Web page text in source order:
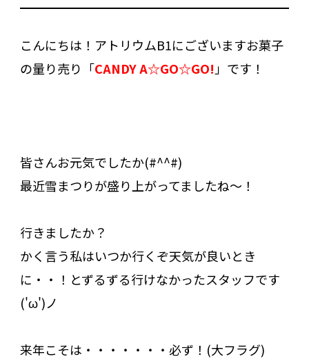
こんにちは！アトリウムB1にございますお菓子
の量り売り「CANDY A☆GO☆GO! 」です！
皆さんお元気でしたか(#^^#)
最近雪まつりが盛り上がってましたね～！
行きましたか？
かく言う私はいつか行くぞ天気が良いとき
に・・！とずるずる行けなかったスタッフです
('ω')ノ
来年こそは・・・・・・・必ず！(大フラグ)